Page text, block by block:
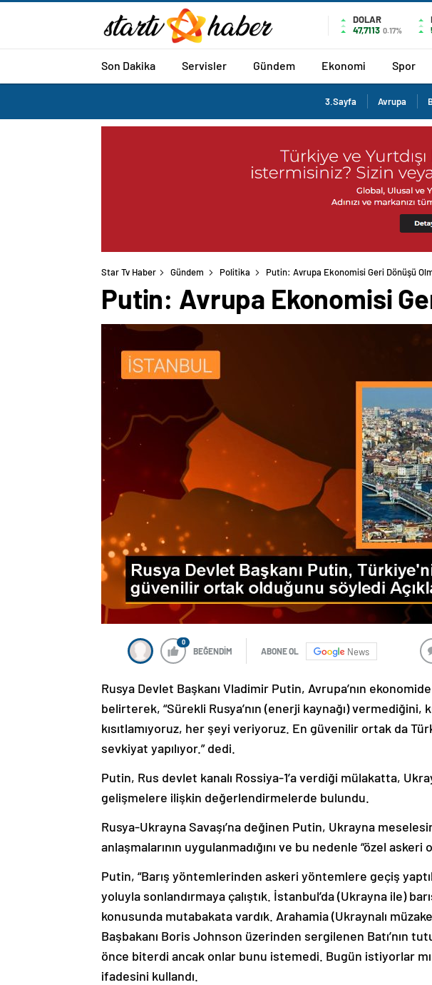
DOLAR
47,7113 0.17%
Son Dakika Servisler Gündem Ekonomi Spor
3.Sayfa Avrupa
Star Tv Haber Gündem Politika Putin: Avrupa Ekonomisi Geri Dönüşü
Putin: Avrupa Ekonomisi
0
BEĞENDİM ABONE OL News
Rusya Devlet Başkanı Vladimir Putin, Avrupa’nın
belirterek, “Sürekli Rusya’nın (enerji kaynağı) vermediğini,
kısıtlamıyoruz, her şeyi veriyoruz. En güvenilir ortak da
sevkiyat yapılıyor.” dedi.
Putin, Rus devlet kanalı Rossiya-1’a verdiği mülakatta,
gelişmelere ilişkin değerlendirmelerde bulundu.
Rusya-Ukrayna Savaşı’na değinen Putin, Ukrayna
anlaşmalarının uygulanmadığını ve bu nedenle “özel askeri
Putin, “Barış yöntemlerinden askeri yöntemlere geçiş
yoluyla sonlandırmaya çalıştık. İstanbul’da (Ukrayna ile)
konusunda mutabakata vardık. Arahamia (Ukraynalı
Başbakanı Boris Johnson üzerinden sergilenen Batı’nın
önce biterdi ancak onlar bunu istemedi. Bugün istiyorlar mı
ifadesini kullandı.